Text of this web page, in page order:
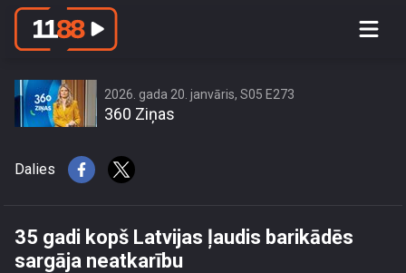
35 gadi kopš Latvijas ļaudis barikādēs
2026. gada 20. janvāris, S05 E273
360 Ziņas
Dalies
35 gadi kopš Latvijas ļaudis barikādēs
sargāja neatkarību